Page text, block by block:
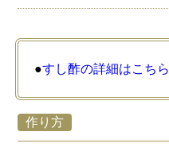
●すし酢の詳細はこちら
作り方